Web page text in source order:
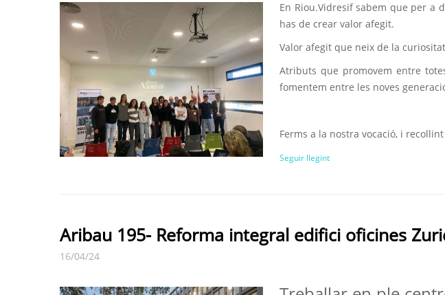
En Riou.Vidresif sabem que per a
has de crear valor afegit.
Valor afegit que neix de la
Atributs que promovem entre
fomentem entre les noves
Ferms a la nostra vocació, i
Seguir llegint
Aribau 195- Reforma integral edifici oficines
16/04/24